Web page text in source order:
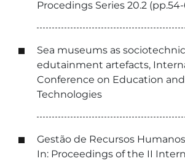
Procedings Series 20.2 (pp.54-
Sea museums as
edutainment artefacts,
Conference on Education
Technologies
Gestão de Recursos
In: Proceedings of the II